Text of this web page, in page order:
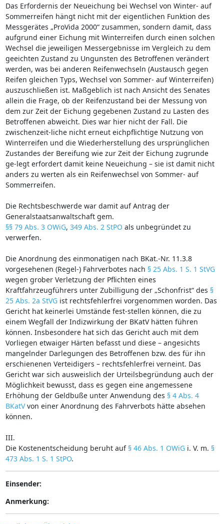
Das Erfordernis der Neueichung bei Wechsel von Winter- auf
Sommerreifen hängt nicht mit der eigentlichen Funktion des
Messgerätes „ProVida 2000“ zusammen, sondern damit, dass
aufgrund einer Eichung mit Winterreifen durch einen solchen
Wechsel die jeweiligen Messergebnisse im Vergleich zu dem
geeichten Zustand zu Ungunsten des Betroffenen verändert
werden, was bei anderen Reifenwechseln (Austausch gegen
Reifen gleichen Typs, Wechsel von Sommer- auf Winterreifen)
auszuschließen ist. Maßgeblich ist nach Ansicht des Senates
allein die Frage, ob der Reifenzustand bei der Messung von
dem zur Zeit der Eichung gegebenen Zustand zu Lasten des
Betroffenen abweicht. Dies war hier nicht der Fall. Die
zwischenzeit-liche nicht erneut eichpflichtige Nutzung von
Winterreifen und die Wiederherstellung des ursprünglichen
Zustandes der Bereifung wie zur Zeit der Eichung zugrunde
ge-legt erfordert damit keine Neueichung – sie ist damit nicht
anders zu werten als ein Reifenwechsel von Sommer- auf
Sommerreifen.
Die Rechtsbeschwerde war damit auf Antrag der
Generalstaatsanwaltschaft gem.
§§ 79 Abs. 3 OWiG, 349 Abs. 2 StPO als unbegründet zu
verwerfen.
Die Anordnung des einmonatigen nach BKat.-Nr. 11.3.8
vorgesehenen (Regel-) Fahrverbotes nach § 25 Abs. 1 S. 1 StVG
wegen grober Verletzung der Pflichten eines
Kraftfahrzeugführers unter Zubilligung der „Schonfrist“ des §
25 Abs. 2a StVGist rechtsfehlerfrei vorgenommen worden. Das
Gericht hat keinerlei Umstände fest-stellen können, die zu
einem Wegfall der Indizwirkung der BKatV hätten führen
können. Insbesondere hat sich das Gericht auch mit dem
Vorliegen etwaiger Härten befasst und diese – angesichts
mangelnder Darlegungen des Betroffenen bzw. des für ihn
erschienenen Verteidigers – rechtsfehlerfrei verneint. Das
Gericht war sich ausweislich der Urteilsbegründung auch der
Möglichkeit bewusst, dass es gegen eine angemessene
Erhöhung der Geldbuße unter Anwendung des § 4 Abs. 4
BKatVvon einer Anordnung des Fahrverbots hätte absehen
können.
III.
Die Kostenentscheidung beruht auf § 46 Abs. 1 OWiGi. V. m. §
473 Abs. 1 S. 1 StPO.
Einsender:
Anmerkung: